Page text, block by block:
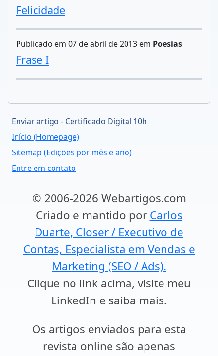
Felicidade
Publicado em 07 de abril de 2013 em Poesias
Frase I
Enviar artigo - Certificado Digital 10h
Início (Homepage)
Sitemap (Edições por mês e ano)
Entre em contato
© 2006-2026 Webartigos.com
Criado e mantido por Carlos
Duarte, Closer / Executivo de
Contas, Especialista em Vendas e
Marketing (SEO / Ads).
Clique no link acima, visite meu
LinkedIn e saiba mais.
Os artigos enviados para esta
revista online são apenas